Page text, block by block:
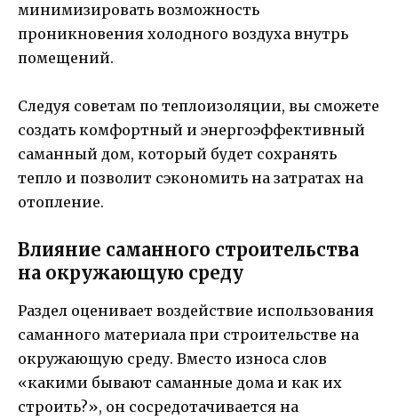
минимизировать возможность
проникновения холодного воздуха внутрь
помещений.
Следуя советам по теплоизоляции, вы сможете
создать комфортный и энергоэффективный
саманный дом, который будет сохранять
тепло и позволит сэкономить на затратах на
отопление.
Влияние саманного строительства
на окружающую среду
Раздел оценивает воздействие использования
саманного материала при строительстве на
окружающую среду. Вместо износа слов
«какими бывают саманные дома и как их
строить?», он сосредотачивается на